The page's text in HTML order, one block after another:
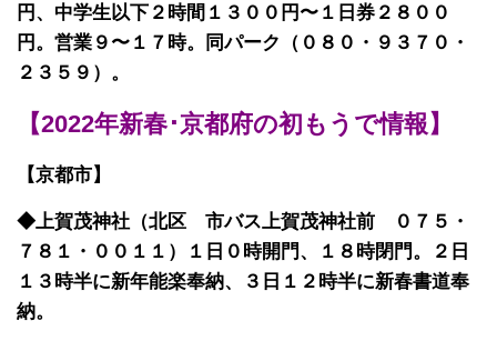
円、中学生以下２時間１３００円〜１日券２８００
円。営業９〜１７時。同パーク（０８０・９３７０・
２３５９）。
【2022年新春･京都府の初もうで情報】
【京都市】
◆上賀茂神社（北区 市バス上賀茂神社前 ０７５・
７８１・００１１）１日０時開門、１８時閉門。２日
１３時半に新年能楽奉納、３日１２時半に新春書道奉
納。